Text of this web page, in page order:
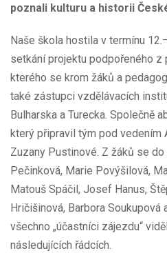
poznali kulturu a historii
Naše škola hostila v termínu
setkání projektu podpořeného z
kterého se krom žáků a
také zástupci vzdělávacích
Bulharska a Turecka. Společně
který připravil tým pod vedením
Zuzany Pustinové. Z žáků se
Pečinková, Marie Povýšilová,
Matouš Spáčil, Josef Hanus,
Hričišinová, Barbora Soukupová
všechno „účastníci zájezdu“
následujících řádcích.